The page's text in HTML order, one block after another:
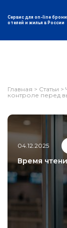
Сервис для on-line
отелей и жилья в России
Главная > Статьи >
контроле перед
04.12.2025
Время